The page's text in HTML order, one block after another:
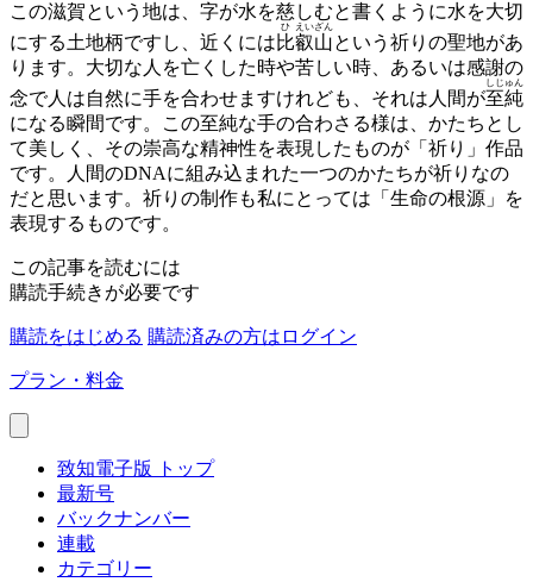
この滋賀という地は、字が水を慈しむと書くように水を大切
にする土地柄ですし、近くには比
ひ
叡
えい
山
ざん
という祈りの聖地があ
ります。大切な人を亡くした時や苦しい時、あるいは感謝の
念で人は自然に手を合わせますけれども、それは人間が至純
しじゅん
になる瞬間です。この至純な手の合わさる様は、かたちとし
て美しく、その崇高な精神性を表現したものが「祈り」作品
です。人間のDNAに組み込まれた一つのかたちが祈りなの
だと思います。祈りの制作も私にとっては「生命の根源」を
表現するものです。
この記事を読むには
購読手続きが必要です
購読をはじめる 購読済みの方はログイン
プラン・料金
致知電子版 トップ
最新号
バックナンバー
連載
カテゴリー